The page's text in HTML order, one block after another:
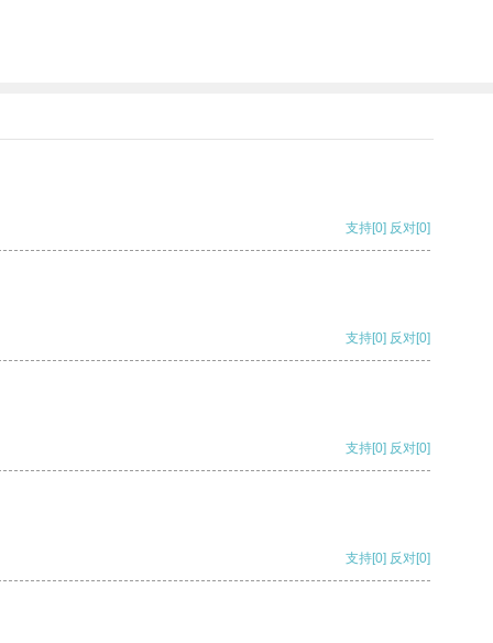
支持[0] 反对[0]
支持[0] 反对[0]
支持[0] 反对[0]
支持[0] 反对[0]